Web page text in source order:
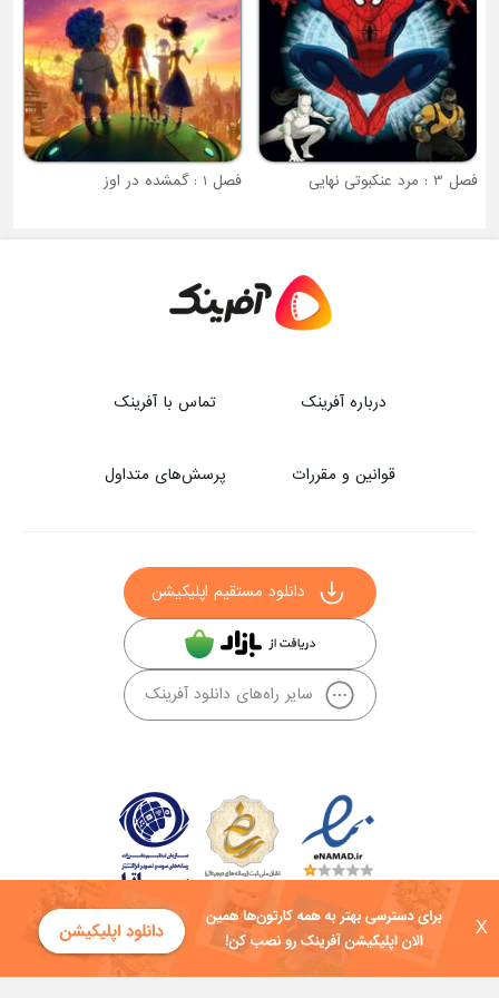
X
فصل 3 : مرد عنکبوتی نهایی فصل 1 : گمشده در اوز
درباره آفرینک تماس با آفرینک
قوانین و مقررات پرسش‌های متداول
دانلود مستقیم اپلیکیشن
سایر راه‌های دانلود آفرینک
کلیه حقوق این سایت به شرکت توسعه فناوی هفت آسمان توکان تعلق دارد و